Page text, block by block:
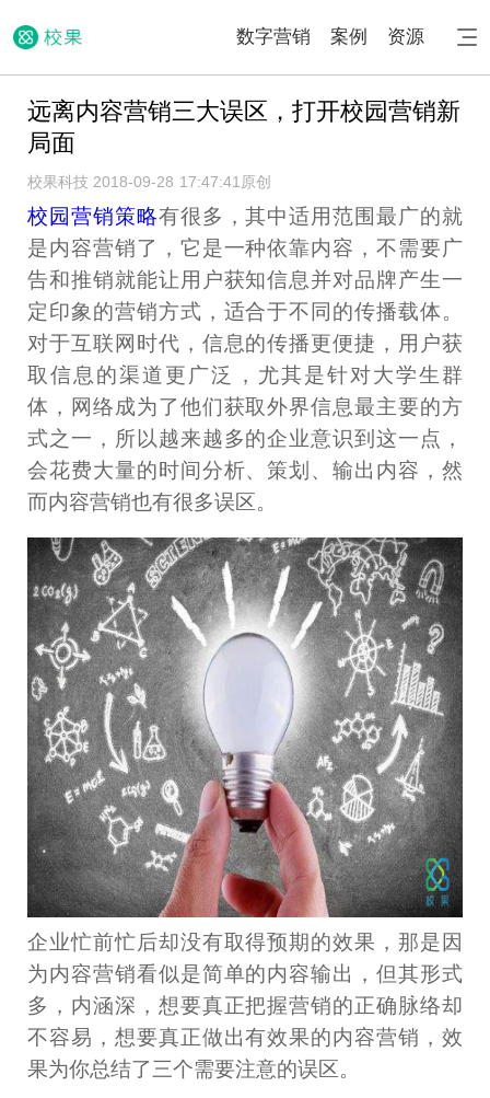
数字营销 案例 资源
远离内容营销三大误区，打开校园营销新
局面
校果科技 2018-09-28 17:47:41 原创
校园营销策略有很多，其中适用范围最广的就
是内容营销了，它是一种依靠内容，不需要广
告和推销就能让用户获知信息并对品牌产生一
定印象的营销方式，适合于不同的传播载体。
对于互联网时代，信息的传播更便捷，用户获
取信息的渠道更广泛，尤其是针对大学生群
体，网络成为了他们获取外界信息最主要的方
式之一，所以越来越多的企业意识到这一点，
会花费大量的时间分析、策划、输出内容，然
而内容营销也有很多误区。
企业忙前忙后却没有取得预期的效果，那是因
为内容营销看似是简单的内容输出，但其形式
多，内涵深，想要真正把握营销的正确脉络却
不容易，想要真正做出有效果的内容营销，效
果为你总结了三个需要注意的误区。